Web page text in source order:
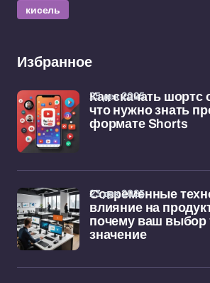
кисель
Избранное
Как скачать шортс
что нужно знать
формате Shorts
25 дек 2025
Современные
влияние на
почему ваш выбор
значение
23 дек 2025